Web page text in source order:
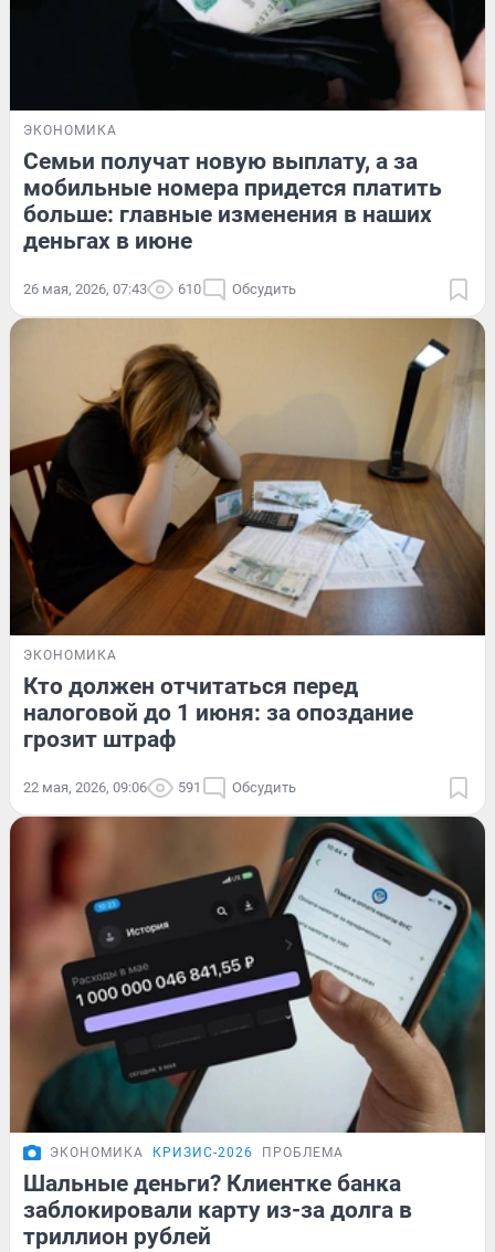
ЭКОНОМИКА
Семьи получат новую выплату, а за
мобильные номера придется платить
больше: главные изменения в наших
деньгах в июне
26 мая, 2026, 07:43 610 Обсудить
ЭКОНОМИКА
Кто должен отчитаться перед
налоговой до 1 июня: за опоздание
грозит штраф
22 мая, 2026, 09:06 591 Обсудить
ЭКОНОМИКА КРИЗИС-2026 ПРОБЛЕМА
Шальные деньги? Клиентке банка
заблокировали карту из-за долга в
триллион рублей